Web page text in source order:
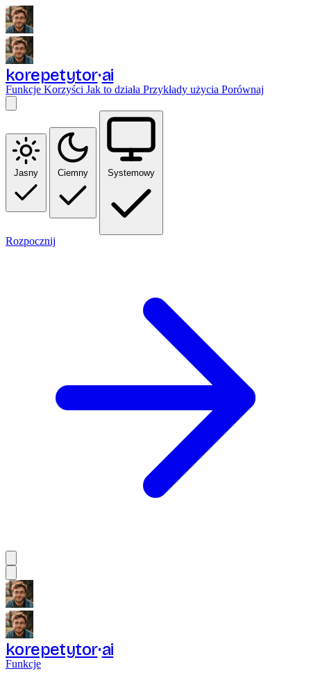
korepetytor ai
Funkcje Korzyści Jak to działa Przykłady użycia Porównaj
Jasny Ciemny Systemowy
Rozpocznij
korepetytor ai
Funkcje